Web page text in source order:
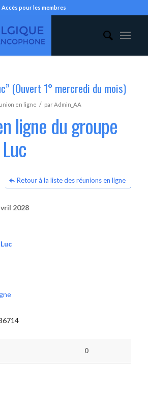
Accès pour les membres
(Ouvert 1° mercredi du mois)
en ligne / parAdmin_AA
ligne du groupe
Retour à la liste des réunions en ligne
2028
0